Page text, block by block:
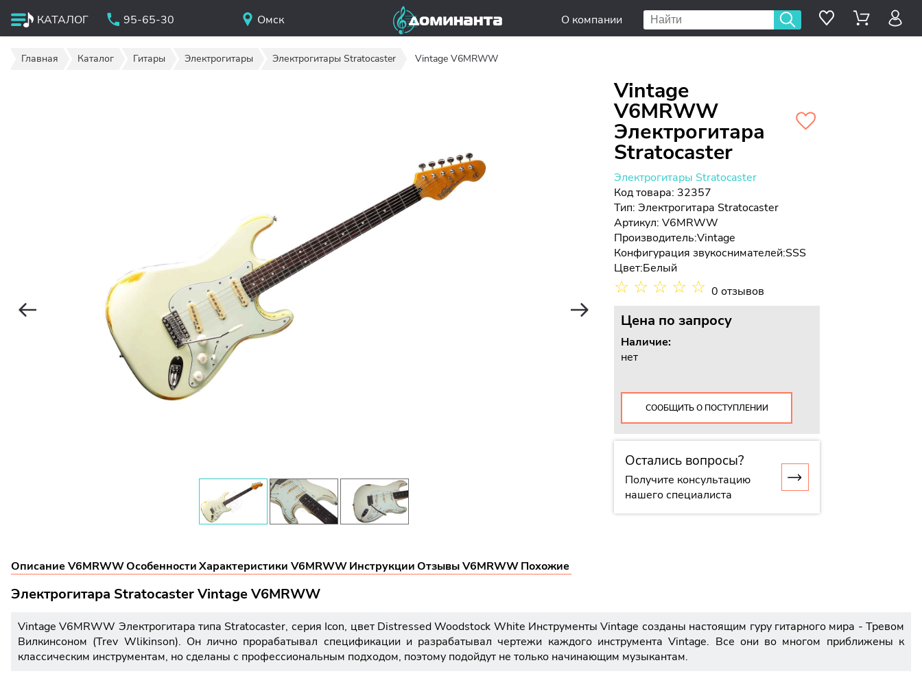
КАТАЛОГ 95-65-30 Омск О компании
Главная Каталог Гитары Электрогитары Электрогитары Stratocaster Vintage V6MRWW
Vintage
V6MRWW
Электрогитара
Stratocaster
Электрогитары Stratocaster
Код товара: 32357
Тип:Электрогитара Stratocaster
Артикул: V6MRWW
Производитель:Vintage
Конфигурация звукоснимателей:SSS
Цвет:Белый
☆ ☆ ☆ ☆ ☆ 0 отзывов
Цена по запросу
Наличие:
нет
СООБЩИТЬ О ПОСТУПЛЕНИИ
Остались вопросы?
Получите консультацию
нашего специалиста
Описание V6MRWWОсобенностиХарактеристики V6MRWWИнструкцииОтзывы V6MRWWПохожие
Электрогитара Stratocaster Vintage V6MRWW
Vintage V6MRWW Электрогитара типа Stratocaster, серия Icon, цвет Distressed Woodstock White Инструменты Vintage созданы настоящим гуру гитарного мира - Тревом
Вилкинсоном (Trev Wlikinson). Он лично прорабатывал спецификации и разрабатывал чертежи каждого инструмента Vintage. Все они во многом приближены к
классическим инструментам, но сделаны с профессиональным подходом, поэтому подойдут не только начинающим музыкантам.